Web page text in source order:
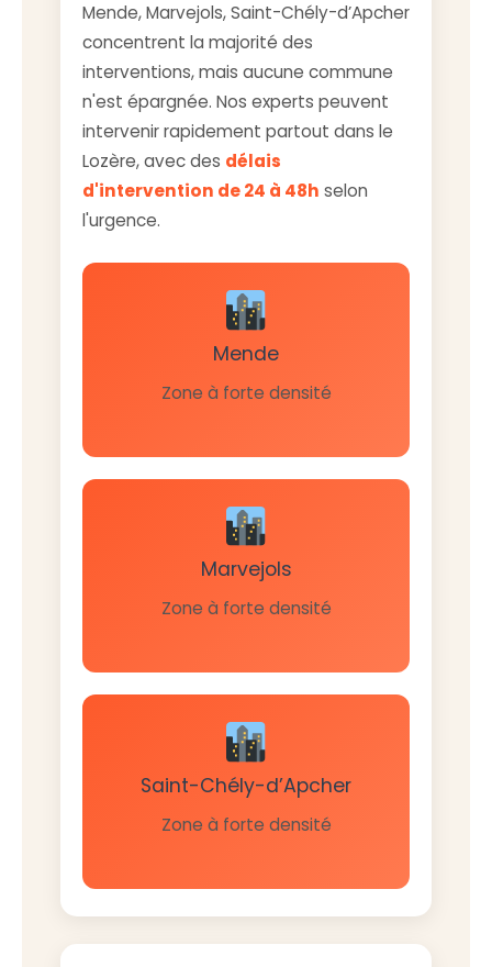
Mende, Marvejols, Saint-Chély-d’Apcher
concentrent la majorité des
interventions, mais aucune commune
n'est épargnée. Nos experts peuvent
intervenir rapidement partout dans le
Lozère, avec des délais
d'intervention de 24 à 48h selon
l'urgence.
Mende
Zone à forte densité
Marvejols
Zone à forte densité
Saint-Chély-d’Apcher
Zone à forte densité